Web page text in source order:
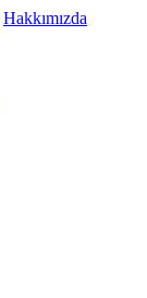
Hakkımızda